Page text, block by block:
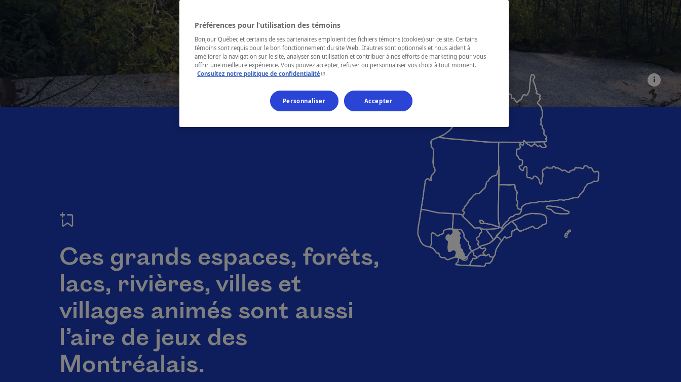
Ces grands espaces, forêts,
lacs, rivières, villes et
villages animés sont aussi
l’aire de jeux des
Montréalais.
Préférences pour l’utilisation des témoins
Bonjour Québec et certains de ses partenaires emploient des fichiers témoins (cookies) sur ce site. Certains
témoins sont requis pour le bon fonctionnement du site Web. D’autres sont optionnels et nous aident à
améliorer la navigation sur le site, analyser son utilisation et contribuer à nos efforts de marketing pour vous
offrir une meilleure expérience. Vous pouvez accepter, refuser ou personnaliser vos choix à tout moment.
Consultez notre politique de confidentialité- Cet hyperlien s'ouvrira dans une nouvelle fenêtre.
Personnaliser Accepter